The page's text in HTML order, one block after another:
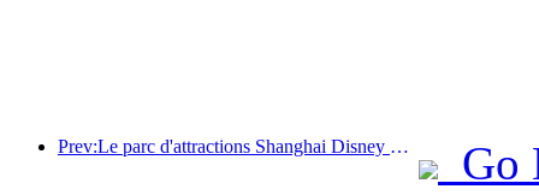
Prev:Le parc d'attractions Shanghai Disney Resort célèbre son 10e anniversaire et a accueilli à ce jour plus de 100 millions de visiteurs.
Go